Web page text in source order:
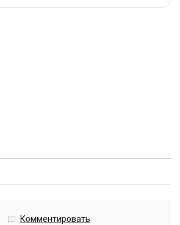
Комментировать